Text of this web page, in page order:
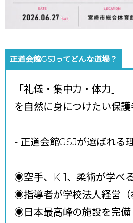
正道会館GSJってどんな道場？
「礼儀・集中力・体力」
を自然に身につけたい保
- 正道会館GSJが選ばれる
◉空手、K-1、柔術が学べる
◉指導者が学校法人経営（
◉日本最高峰の施設を完備